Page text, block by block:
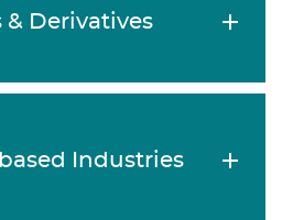
& Derivatives
Industries